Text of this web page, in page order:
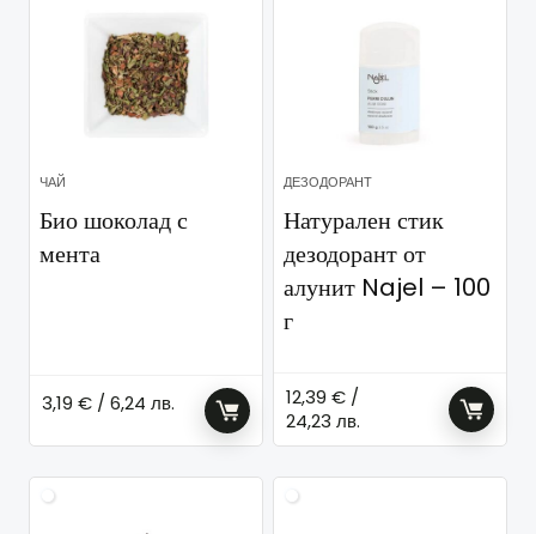
ЧАЙ
Био шоколад с
мента
3,19€ / 6,24 лв.
ДЕЗОДОРАНТ
Натурален стик
дезодорант от
алунит Najel – 100
г
12,39€ /
24,23 лв.